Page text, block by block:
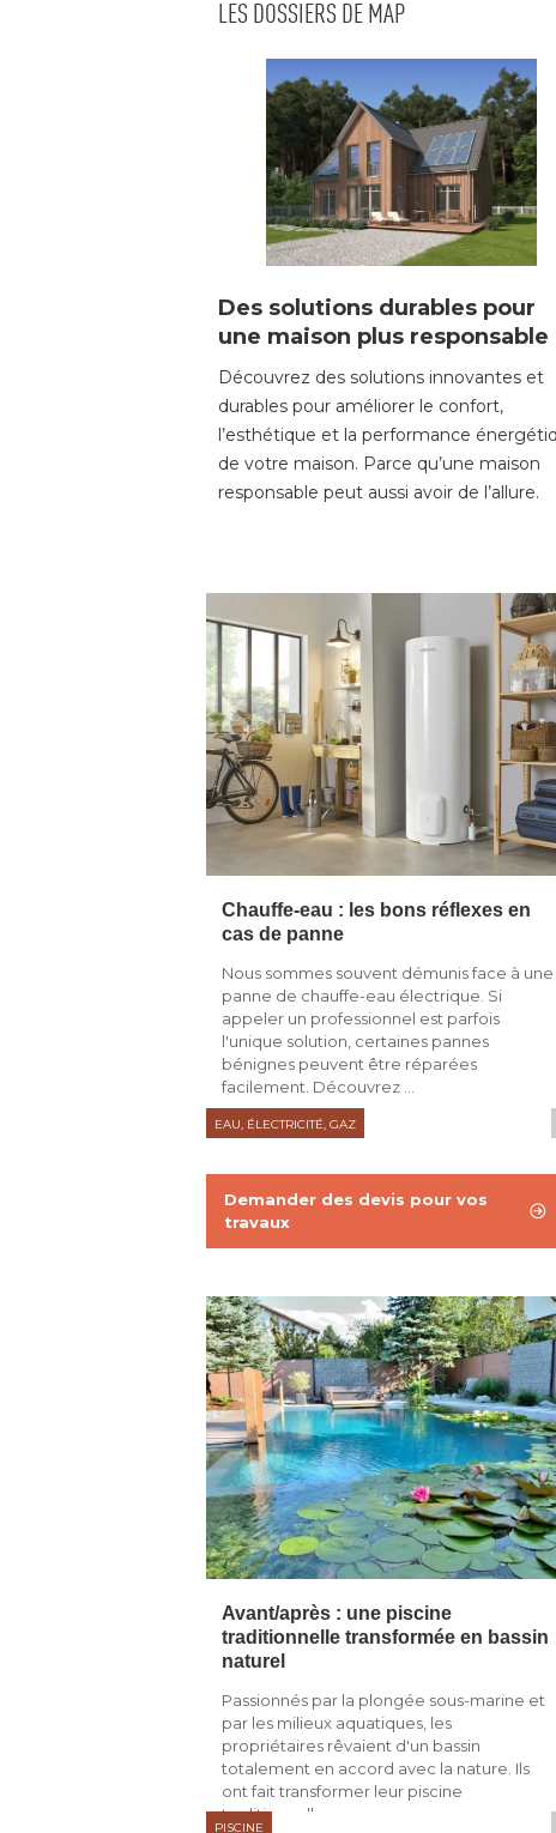
LES DOSSIERS DE MAP
Des solutions durables pour
une maison plus responsable
Découvrez des solutions innovantes et
durables pour améliorer le confort,
l’esthétique et la performance
de votre maison. Parce qu’une maison
responsable peut aussi avoir de l’allure.
Chauffe-eau : les bons réflexes en
cas de panne
Nous sommes souvent démunis face à une
panne de chauffe-eau électrique. Si
appeler un professionnel est parfois
l'unique solution, certaines pannes
bénignes peuvent être réparées
facilement. Découvrez ...
EAU, ÉLECTRICITÉ, GAZ
Demander des devis pour vos
travaux
Avant/après : une piscine
traditionnelle transformée en bassin
naturel
Passionnés par la plongée sous-marine et
par les milieux aquatiques, les
propriétaires rêvaient d'un bassin
totalement en accord avec la nature. Ils
ont fait transformer leur piscine
traditionnelle, ...
PISCINE